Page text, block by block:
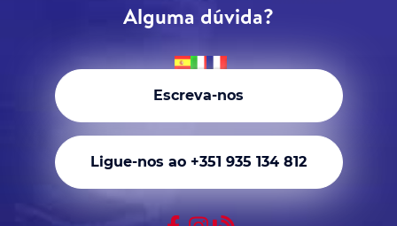
Alguma dúvida?
Escreva-nos
Ligue-nos ao +351 935 134 812